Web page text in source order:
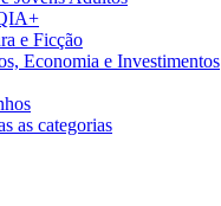
e Ficção
Economia e Investimentos
as categorias